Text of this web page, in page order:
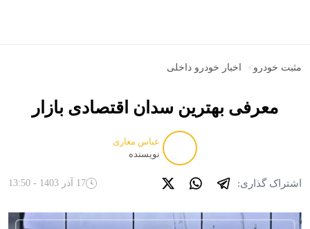
مثبت خودرو> اخبار خودرو داخلی
معرفی بهترین سدان اقتصادی بازار
عباس مغاری
نویسنده
اشتراک گذاری: 17 آذر 1403 - 13:50